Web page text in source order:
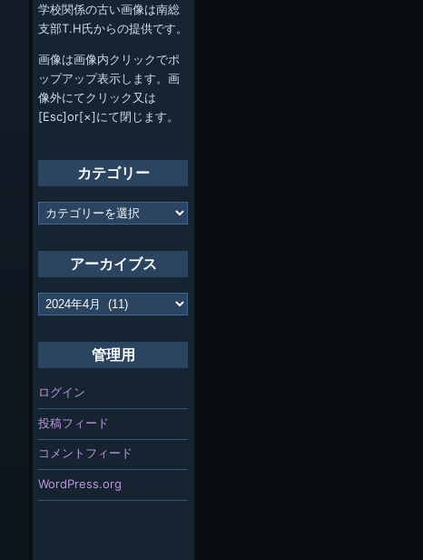
学校関係の古い画像は南総
支部T.H氏からの提供です。
画像は画像内クリックでポ
ップアップ表示します。画
像外にてクリック又は
[Esc]or[×]にて閉じます。
カテゴリー
カ
テ
アーカイブス
ア
ー
管理用
ログイン
投稿フィード
コメントフィード
WordPress.org